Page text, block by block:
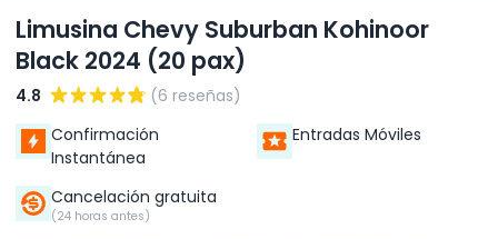
Limusina Chevy Suburban Kohinoor
Black 2024 (20 pax)
4.8
(6 reseñas)
Confirmación
Instantánea
Entradas Móviles
Cancelación gratuita
(24 horas antes)